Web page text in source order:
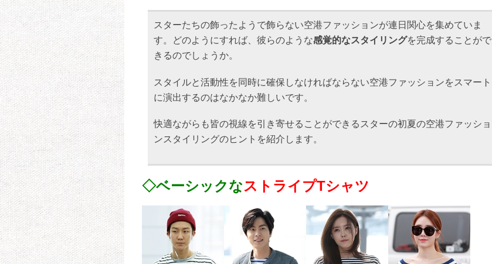
スターたちの飾ったようで飾らない空港ファッションが連日関心を集めていま
す。どのようにすれば、彼らのような感覚的なスタイリングを完成することがで
きるのでしょうか。
スタイルと活動性を同時に確保しなければならない空港ファッションをスマート
に演出するのはなかなか難しいです。
快適ながらも皆の視線を引き寄せることができるスターの初夏の空港ファッショ
ンスタイリングのヒントを紹介します。
◇ベーシックなストライプTシャツ